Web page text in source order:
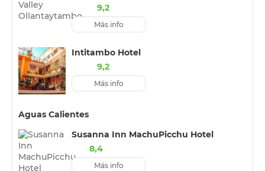
9,2
Más info
Intitambo Hotel
9,2
Más info
Aguas Calientes
Susanna Inn MachuPicchu Hotel
8,4
Más info